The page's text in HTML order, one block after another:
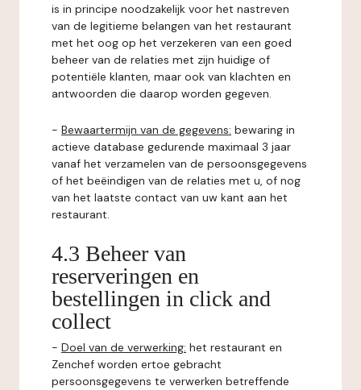
is in principe noodzakelijk voor het nastreven
van de legitieme belangen van het restaurant
met het oog op het verzekeren van een goed
beheer van de relaties met zijn huidige of
potentiële klanten, maar ook van klachten en
antwoorden die daarop worden gegeven.
- Bewaartermijn van de gegevens: bewaring in
actieve database gedurende maximaal 3 jaar
vanaf het verzamelen van de persoonsgegevens
of het beëindigen van de relaties met u, of nog
van het laatste contact van uw kant aan het
restaurant.
4.3 Beheer van
reserveringen en
bestellingen in click and
collect
- Doel van de verwerking: het restaurant en
Zenchef worden ertoe gebracht
persoonsgegevens te verwerken betreffende